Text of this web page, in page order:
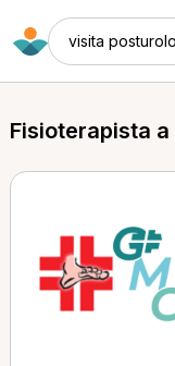
visita
Fisioterapista a